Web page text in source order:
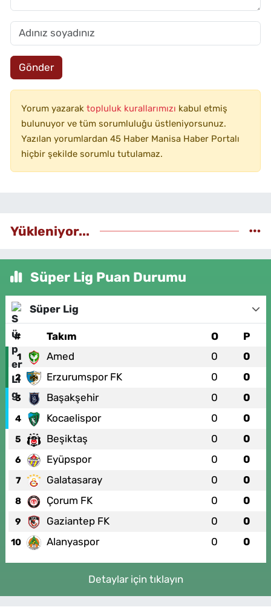
Gönder
Yorum yazarak topluluk kurallarımızı kabul etmiş
bulunuyor ve tüm sorumluluğu üstleniyorsunuz.
Yazılan yorumlardan 45 Haber Manisa Haber Portalı
hiçbir şekilde sorumlu tutulamaz.
Yükleniyor...
Süper Lig Puan Durumu
Süper Lig
# Takım O P
1 Amed 0 0
2 Erzurumspor FK 0 0
3 Başakşehir 0 0
4 Kocaelispor 0 0
5 Beşiktaş 0 0
6 Eyüpspor 0 0
7 Galatasaray 0 0
8 Çorum FK 0 0
9 Gaziantep FK 0 0
10 Alanyaspor 0 0
Detaylar için tıklayın